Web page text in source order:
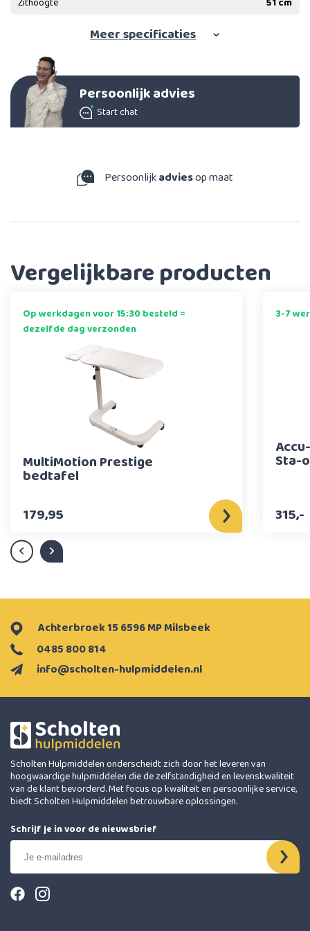
Meerspecificaties
Persoonlijk advies
Start chat
Persoonlijkadviesop maat
Vergelijkbare producten
Op werkdagen voor 15:30 besteld =
dezelfde dag verzonden
MultiMotion Prestige
bedtafel
179,95
3-7
Sta-
315,-
info@scholten-hulpmiddelen.nl
0485 800 814
Achterbroek 15 6596 MP Milsbeek
Scholten Hulpmiddelen onderscheidt zich door het leveren van
hoogwaardige hulpmiddelen die de zelfstandigheid en levenskwaliteit
van de klant bevorderd. Met focus op kwaliteit en persoonlijke service,
biedt Scholten Hulpmiddelen betrouwbare oplossingen.
Schrijf je in voor de nieuwsbrief